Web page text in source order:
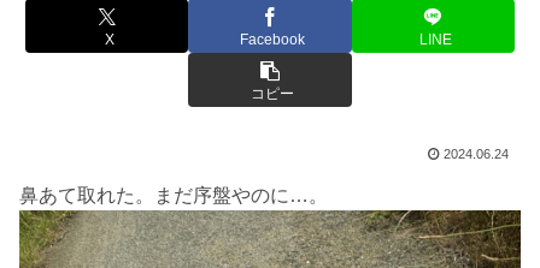
X Facebook LINE
コピー
2024.06.24
鼻あて取れた。まだ序盤やのに…。